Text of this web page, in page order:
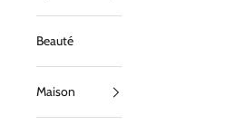
Beauté
Maison